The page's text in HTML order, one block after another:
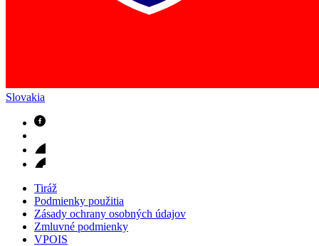
Slovakia
Tiráž
Podmienky použitia
Zásady ochrany osobných údajov
Zmluvné podmienky
VPOIS